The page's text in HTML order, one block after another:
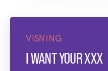
VISNING
I WANT YOUR XXX